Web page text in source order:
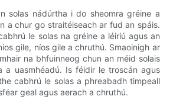
solas nádúrtha i do sheomra gréine a
a chur go straitéiseach ar fud an spáis.
le solas na gréine a léiriú agus an
gile, níos gile a chruthú. Smaoinigh ar
na bhfuinneog chun an méid solais
a uasmhéadú. Is féidir le troscán agus
cabhrú le solas a phreabadh timpeall
geal agus aerach a chruthú.